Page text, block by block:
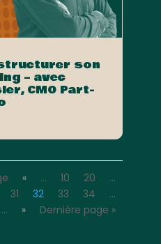
son
– avec
CMO Part-
« … 10 20
…
31 32 33 34
…
… » Dernière page »